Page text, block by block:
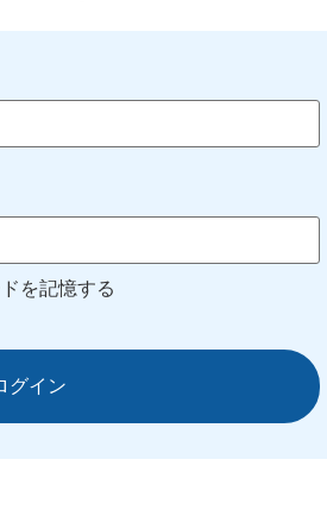
を記憶する
グイン